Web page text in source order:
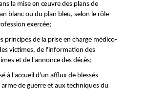
la mise en œuvre des plans de
blanc ou du plan bleu, selon le rôle
exercée;
principes de la prise en charge médico-
victimes, de l'information des
et de l'annonce des décès;
à l'accueil d'un afflux de blessés
de guerre et aux techniques du